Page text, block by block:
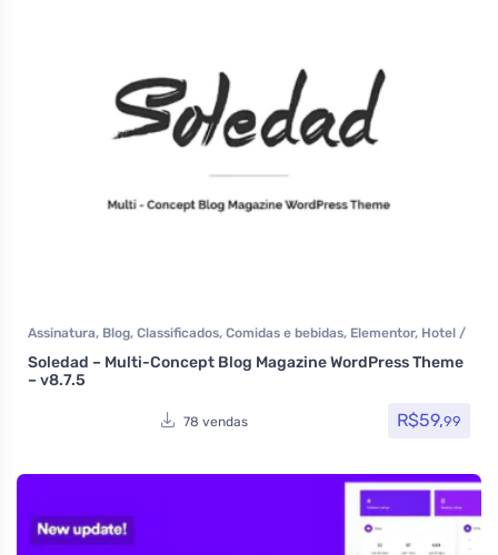
Assinatura, Blog, Classificados, Comidas e bebidas, Elementor, Hotel /
Viagem
Imobiliária Listagens e diretórios Loja Virtual, MarketPlace
Multiuso, , Reservas e Aluguel
Soledad – Multi-Concept Blog Magazine WordPress Theme
– v8.7.5
78 vendas R$59,99